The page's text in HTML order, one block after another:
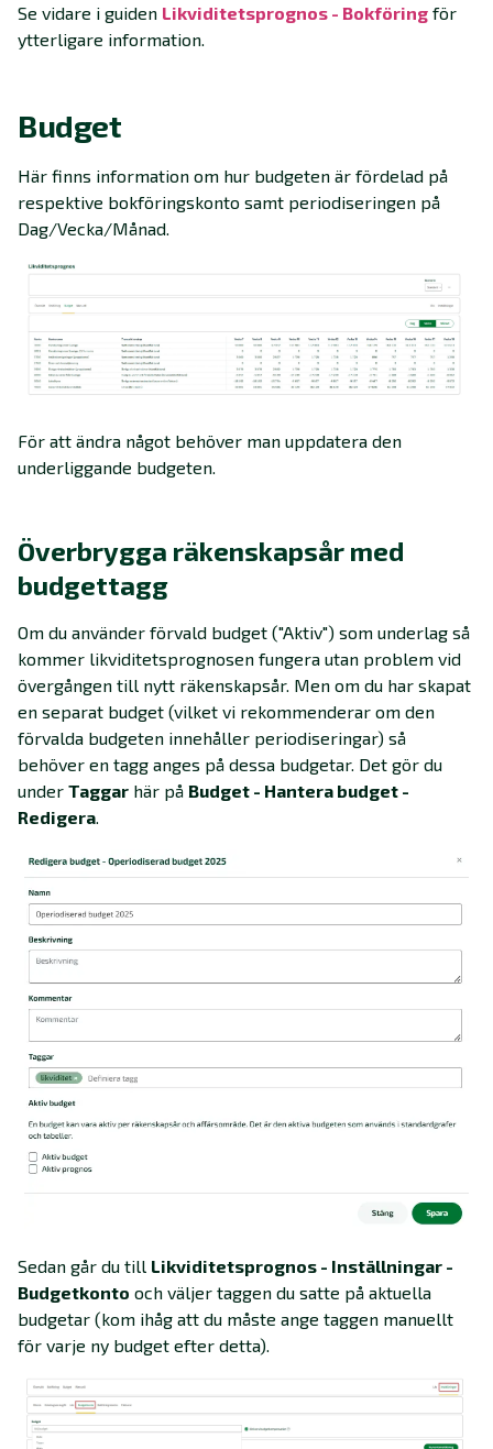
Se vidare i guiden Likviditetsprognos - Bokföring för
ytterligare information.
Budget
Här finns information om hur budgeten är fördelad på
respektive bokföringskonto samt periodiseringen på
Dag/Vecka/Månad.
För att ändra något behöver man uppdatera den
underliggande budgeten.
Överbrygga räkenskapsår med
budgettagg
Om du använder förvald budget ("Aktiv") som underlag så
kommer likviditetsprognosen fungera utan problem vid
övergången till nytt räkenskapsår. Men om du har skapat
en separat budget (vilket vi rekommenderar om den
förvalda budgeten innehåller periodiseringar) så
behöver en tagg anges på dessa budgetar. Det gör du
under Taggar här på Budget - Hantera budget -
Redigera.
Sedan går du till Likviditetsprognos - Inställningar -
Budgetkonto och väljer taggen du satte på aktuella
budgetar (kom ihåg att du måste ange taggen manuellt
för varje ny budget efter detta).